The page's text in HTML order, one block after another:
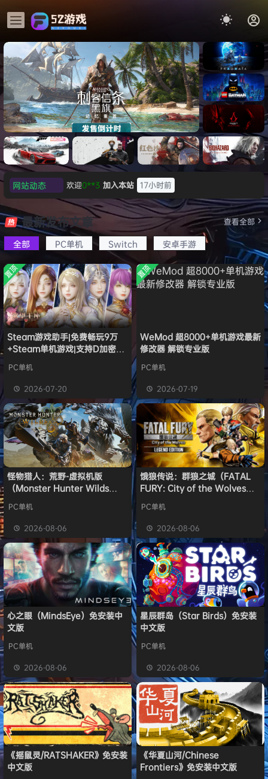
007 初露锋芒（007 First
Light ）免安装中文版
《识质存
在/PRAG
MATA》
免安装中
文版
《乐高蝙
蝠侠：黑
暗骑士之
Legacy
of the
Dark
Knight》
免安装中
文版
影/Assas
sin’s
Creed
Shadow
s》免安装
版，非虚
拟机
极限竞
速：地平
线
6（Forza
Horizon
6）免安装
中文版
《原子之
心/Atomi
c
Heart》
免安装中
文版
红色沙漠-
虚拟机版
（Crimso
n Desert
HYPERVI
SOR）免
安装中文
版
生化危机
9：安魂
曲
（Reside
nt Evil
Requiem
）免安装
中文版
网站动态 欢迎0**3 加入本站 17小时前
欢迎c***s 加入本站 19小时前
欢迎 V****y 加入本站 21小时前
欢迎j***j 加入本站 21小时前
欢迎1******4 加入本站
8月5日
签到获取 点积分 8月5日
w******g 签到获取 49 点积分 8月4日
欢迎w******g 加入本站
8月4日
欢迎Z******U 加入本站
欢迎k******2 加入本站
e******i 签到获取 43 点积分 36分钟前
欢迎Q*H 加入本站
16小时前
加入本站 16小时前
39
17小时前
最新发布文章
全部 PC单机 Switch 安卓手游
查看全部
置顶
Steam游戏助手|免费畅玩9万
+Steam单机游戏|支持D加密以
PC单机
2026-07-20
置顶
WeMod 超8000+单机游戏最新
修改器 解锁专业版
PC单机
2026-07-19
怪物猎人：荒野-虚拟机版
（Monster Hunter Wilds
PC单机
2026-08-06
饿狼传说：群狼之城（FATAL
FURY: City of the Wolves）
PC单机
2026-08-06
心之眼（MindsEye）免安装中
文版
PC单机
2026-08-06
星辰群岛（Star Birds）免安装
中文版
PC单机
2026-08-06
《摇鼠灵/RATSHAKER》免安装
中文版
《华夏山河/Chinese
Frontiers》免安装中文版